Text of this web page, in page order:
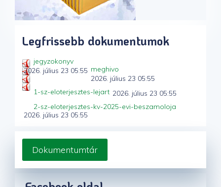
Legfrissebb dokumentumok
jegyzokonyv
2026. július 23 05:55 meghivo
2026. július 23 05:55
1-sz-eloterjesztes-lejart 2026. július 23 05:55
2-sz-eloterjesztes-kv-2025-evi-beszamoloja
2026. július 23 05:55
Dokumentumtár